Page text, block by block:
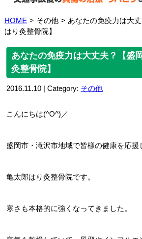
HOME > その他 > あなたの免疫力は大
はり灸整骨院】
あなたの免疫力は大丈夫？【盛
灸整骨院】
2016.11.10 | Category: その他
こんにちは(^O^)／
盛岡市・滝沢市地域で皆様の健康を応援
亀太郎はり灸整骨院です。
寒さも本格的に強くなってきました。